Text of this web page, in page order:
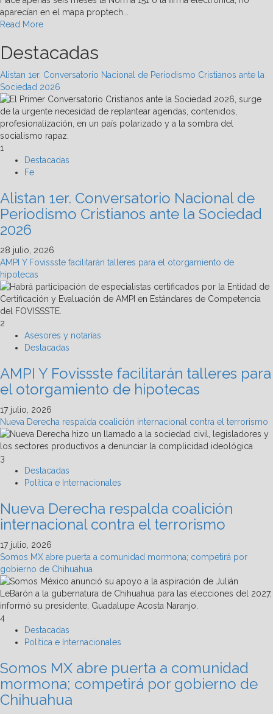
aparecían en el mapa proptech...
Read MoreRead
about
Primera
firma
de
hipoteca
proptech
beneficia
a
y
Destacadas
Alistan 1er. Conversatorio Nacional de Periodismo Cristianos ante la
Sociedad 2026
1
Destacadas
Fe
Alistan 1er. Conversatorio Nacional de
Periodismo Cristianos ante la Sociedad
2026
28 julio, 2026
AMPI Y Fovissste facilitarán talleres para el otorgamiento de
hipotecas
2
Asesores y notarías
Destacadas
AMPI Y Fovissste facilitarán talleres para
el otorgamiento de hipotecas
17 julio, 2026
Nueva Derecha respalda coalición internacional contra el terrorismo
3
Destacadas
Política e Internacionales
Nueva Derecha respalda coalición
internacional contra el terrorismo
17 julio, 2026
Somos MX abre puerta a comunidad mormona; competirá por
gobierno de Chihuahua
4
Destacadas
Política e Internacionales
Somos MX abre puerta a comunidad
mormona; competirá por gobierno de
Chihuahua